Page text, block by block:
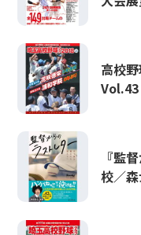
高校
『監
校／